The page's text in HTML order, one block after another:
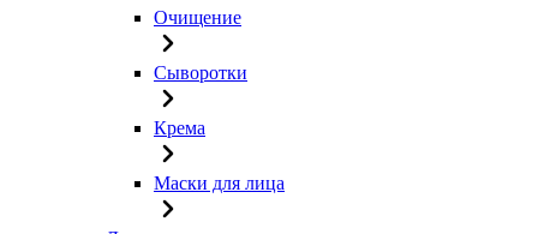
Очищение
Сыворотки
Крема
Маски для лица